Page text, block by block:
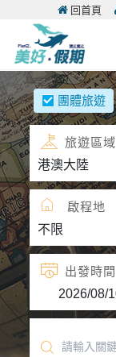
回首頁
團體旅遊
旅遊區域
啟程地
出發時間